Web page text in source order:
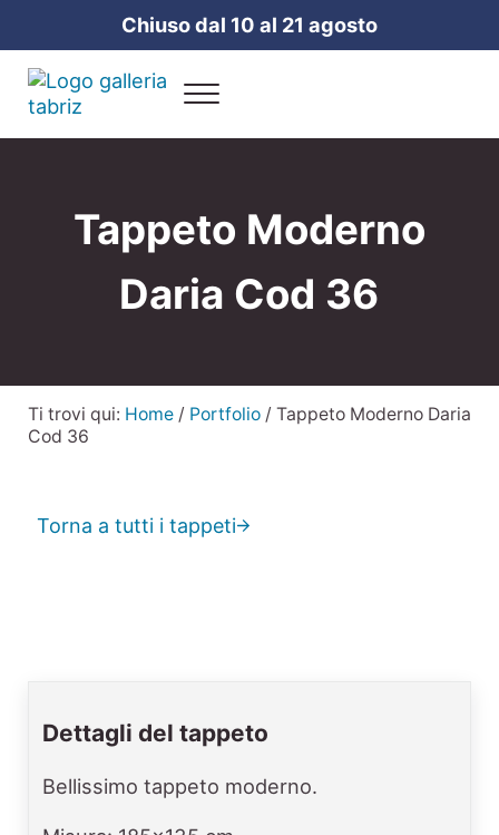
Passa al contenuto principale
Skip to header right navigation
Skip to site footerChiuso dal 10 al 21 agosto
Galleria Tabriz
Menu
Tappeto Moderno
Daria Cod 36
Ti trovi qui: Home / Portfolio /Tappeto Moderno Daria
Cod 36
Torna a tutti i tappeti
Dettagli del tappeto
Bellissimo tappeto moderno.